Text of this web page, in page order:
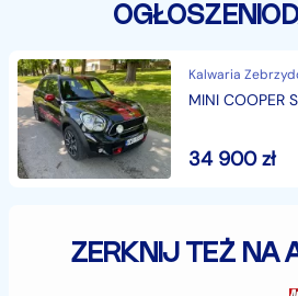
MINI COOPER
34 900zł
ZERKNIJ TEŻ NA